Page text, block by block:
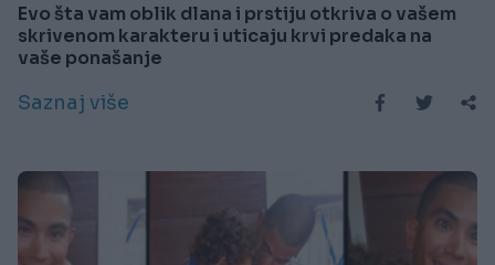
Evo šta vam oblik dlana i prstiju otkriva o vašem
skrivenom karakteru i uticaju krvi predaka na
vaše ponašanje
Saznaj više